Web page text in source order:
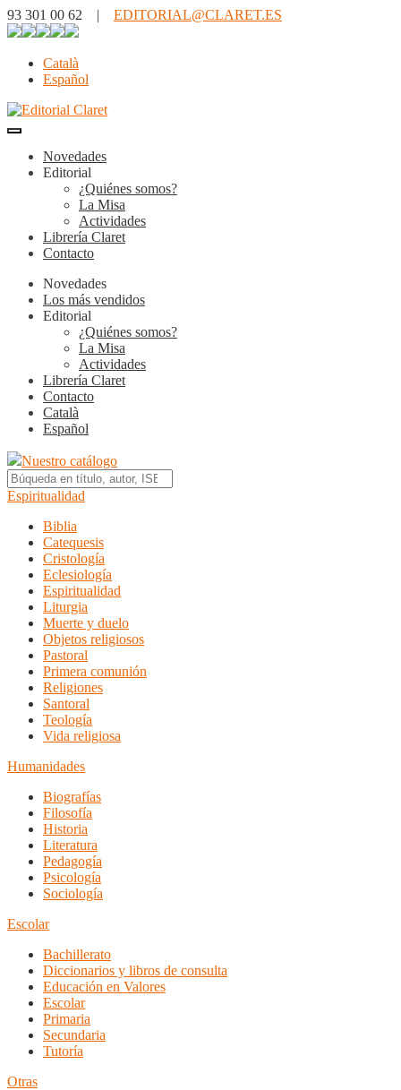
93 301 00 62 | EDITORIAL@CLARET.ES
Català
Español
Novedades
Editorial
¿Quiénes somos?
La Misa
Actividades
Librería Claret
Contacto
Novedades
Los más vendidos
Editorial
¿Quiénes somos?
La Misa
Actividades
Librería Claret
Contacto
Català
Español
Nuestro catálogo
Espiritualidad
Biblia
Catequesis
Cristología
Eclesiología
Espiritualidad
Liturgia
Muerte y duelo
Objetos religiosos
Pastoral
Primera comunión
Religiones
Santoral
Teología
Vida religiosa
Humanidades
Biografías
Filosofía
Historia
Literatura
Pedagogía
Psicología
Sociología
Escolar
Bachillerato
Diccionarios y libros de consulta
Educación en Valores
Escolar
Primaria
Secundaria
Tutoría
Otras